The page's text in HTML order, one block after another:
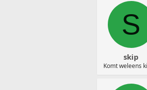
S
skip
Komt weleens